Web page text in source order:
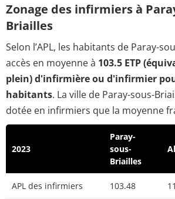
Zonage des infirmiers à
Briailles
Selon l’APL, les habitants de Paray-
accès en moyenne à 103.5 ETP
plein) d'infirmière ou d'infirmier
habitants. La ville de Paray-sous-
dotée en infirmiers que la moyenne
2023
Paray-
sous-
Briailles
APL des infirmiers 103.48